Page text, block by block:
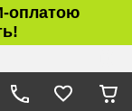
оплатою